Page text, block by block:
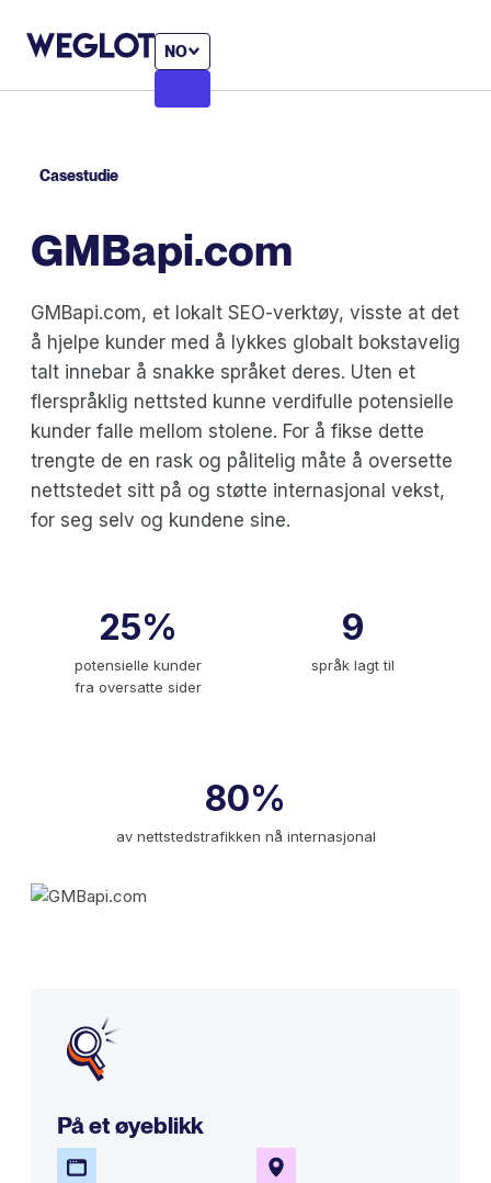
NO
Casestudie
GMBapi.com
GMBapi.com, et lokalt SEO-verktøy, visste at det
å hjelpe kunder med å lykkes globalt bokstavelig
talt innebar å snakke språket deres. Uten et
flerspråklig nettsted kunne verdifulle potensielle
kunder falle mellom stolene. For å fikse dette
trengte de en rask og pålitelig måte å oversette
nettstedet sitt på og støtte internasjonal vekst,
for seg selv og kundene sine.
25%
potensielle kunder
fra oversatte sider
9
språk lagt til
80%
av nettstedstrafikken nå internasjonal
På et øyeblikk